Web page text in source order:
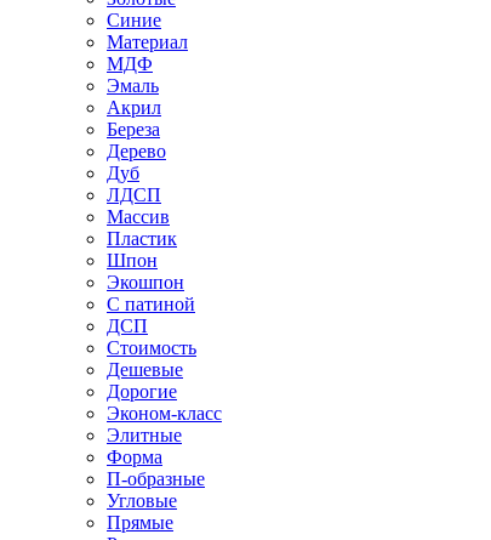
Синие
Материал
МДФ
Эмаль
Акрил
Береза
Дерево
Дуб
ЛДСП
Массив
Пластик
Шпон
Экошпон
С патиной
ДСП
Стоимость
Дешевые
Дорогие
Эконом-класс
Элитные
Форма
П-образные
Угловые
Прямые